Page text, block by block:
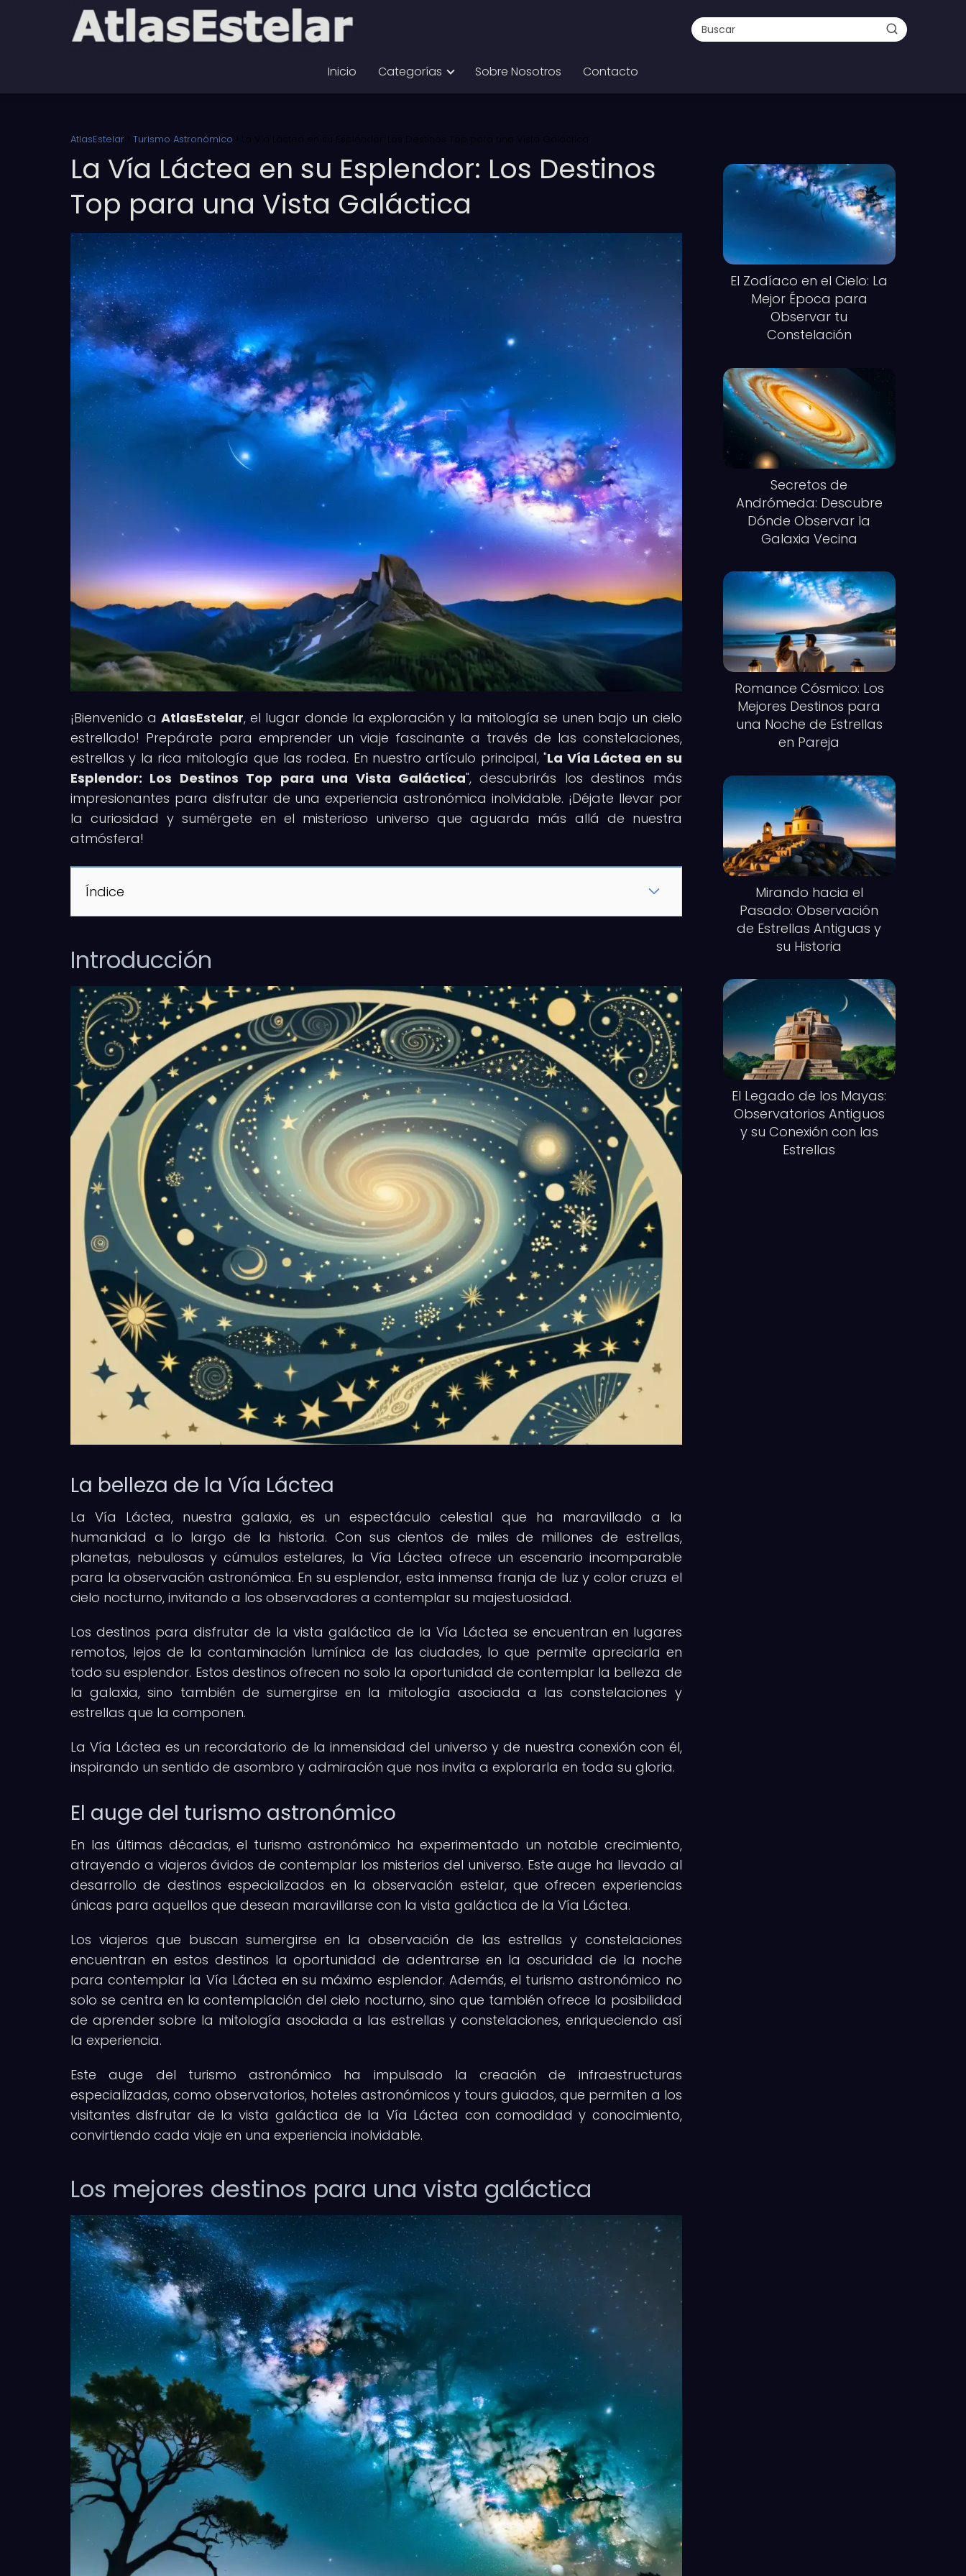
Inicio Categorías Sobre Nosotros Contacto
AtlasEstelar Turismo Astronómico La Vía Láctea en su Esplendor: Los Destinos Top para una Vista Galáctica
La Vía Láctea en su Esplendor: Los Destinos
Top para una Vista Galáctica
¡Bienvenido aAtlasEstelar, el lugar donde la exploración y la mitología se unen bajo un cielo
estrellado! Prepárate para emprender un viaje fascinante a través de las constelaciones,
estrellas y la rica mitología que las rodea. En nuestro artículo principal, "La Vía Láctea en su
Esplendor: Los Destinos Top para una Vista Galáctica", descubrirás los destinos más
impresionantes para disfrutar de una experiencia astronómica inolvidable. ¡Déjate llevar por
la curiosidad y sumérgete en el misterioso universo que aguarda más allá de nuestra
atmósfera!
Índice
Introducción
La belleza de la Vía Láctea
La Vía Láctea, nuestra galaxia, es un espectáculo celestial que ha maravillado a la
humanidad a lo largo de la historia. Con sus cientos de miles de millones de estrellas,
planetas, nebulosas y cúmulos estelares, la Vía Láctea ofrece un escenario incomparable
para la observación astronómica. En su esplendor, esta inmensa franja de luz y color cruza el
cielo nocturno, invitando a los observadores a contemplar su majestuosidad.
Los destinos para disfrutar de la vista galáctica de la Vía Láctea se encuentran en lugares
remotos, lejos de la contaminación lumínica de las ciudades, lo que permite apreciarla en
todo su esplendor. Estos destinos ofrecen no solo la oportunidad de contemplar la belleza de
la galaxia, sino también de sumergirse en la mitología asociada a las constelaciones y
estrellas que la componen.
La Vía Láctea es un recordatorio de la inmensidad del universo y de nuestra conexión con él,
inspirando un sentido de asombro y admiración que nos invita a explorarla en toda su gloria.
El auge del turismo astronómico
En las últimas décadas, el turismo astronómico ha experimentado un notable crecimiento,
atrayendo a viajeros ávidos de contemplar los misterios del universo. Este auge ha llevado al
desarrollo de destinos especializados en la observación estelar, que ofrecen experiencias
únicas para aquellos que desean maravillarse con la vista galáctica de la Vía Láctea.
Los viajeros que buscan sumergirse en la observación de las estrellas y constelaciones
encuentran en estos destinos la oportunidad de adentrarse en la oscuridad de la noche
para contemplar la Vía Láctea en su máximo esplendor. Además, el turismo astronómico no
solo se centra en la contemplación del cielo nocturno, sino que también ofrece la posibilidad
de aprender sobre la mitología asociada a las estrellas y constelaciones, enriqueciendo así
la experiencia.
Este auge del turismo astronómico ha impulsado la creación de infraestructuras
especializadas, como observatorios, hoteles astronómicos y tours guiados, que permiten a los
visitantes disfrutar de la vista galáctica de la Vía Láctea con comodidad y conocimiento,
convirtiendo cada viaje en una experiencia inolvidable.
Los mejores destinos para una vista galáctica
El Zodíaco en el Cielo: La
Mejor Época para
Observar tu
Constelación
Secretos de
Andrómeda: Descubre
Dónde Observar la
Galaxia Vecina
Romance Cósmico: Los
Mejores Destinos para
una Noche de Estrellas
en Pareja
Mirando hacia el
Pasado: Observación
de Estrellas Antiguas y
su Historia
El Legado de los Mayas:
Observatorios Antiguos
y su Conexión con las
Estrellas